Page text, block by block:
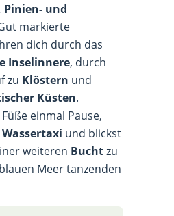
Pinien- und
markierte
dich durch das
Inselinnere, durch
zu Klöstern und
Küsten.
einmal Pause,
Wassertaxi und blickst
weiteren Buchtzu
Meer tanzenden